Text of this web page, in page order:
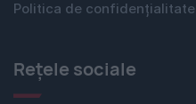
Politica de confidențialitate
Rețele sociale